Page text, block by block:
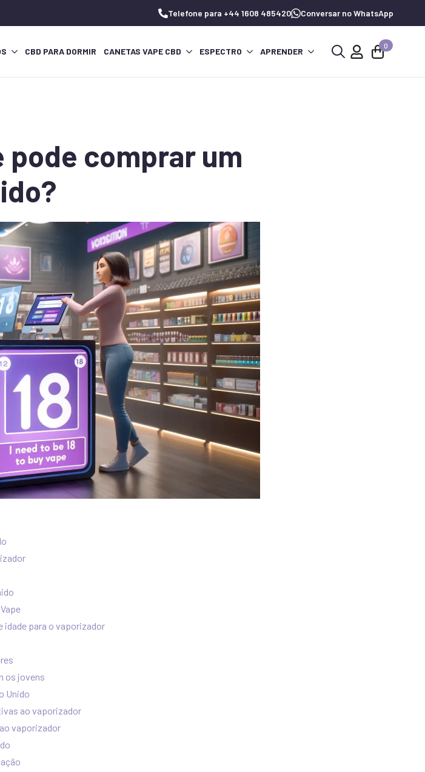
Telefone para +44 1608 485420 Conversar no WhatsApp
CBD PARA DORMIR CANETAS VAPE CBD ESPECTRO APRENDER
0
pode comprar um
idade para o vaporizador
os jovens
Unido
ao vaporizador
vaporizador